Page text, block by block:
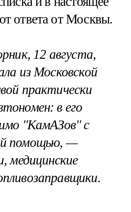
ответа от Москвы.
12 августа,
из Московской
практически
в его
"КамАЗов" с
помощью, —
медицинские